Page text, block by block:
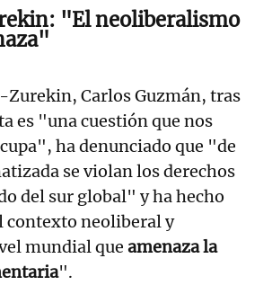
"El neoliberalismo
Zurekin, Carlos Guzmán, tras
es "una cuestión que nos
ha denunciado que "de
se violan los derechos
del sur global" y ha hecho
contexto neoliberal y
mundial que amenaza la
".